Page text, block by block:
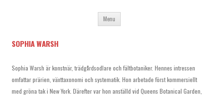
Menu Skip
content
SOPHIA WARSH
Sophia Warsh är konstnär, trädgårdsodlare och fältbotaniker. Hennes intressen
omfattar prärien, växttaxonomi och systematik. Hon arbetade först kommersiellt
med gröna tak i New York. Därefter var hon anställd vid Queens Botanical Garden,